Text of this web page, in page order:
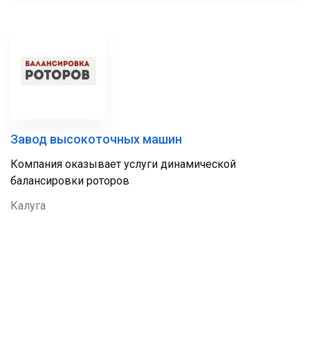
Завод высокоточных машин
Компания оказывает услуги динамической
балансировки роторов
Калуга